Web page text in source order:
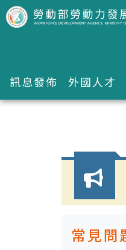
跳到主要內容區塊
訊息發佈 外國人才
常見問